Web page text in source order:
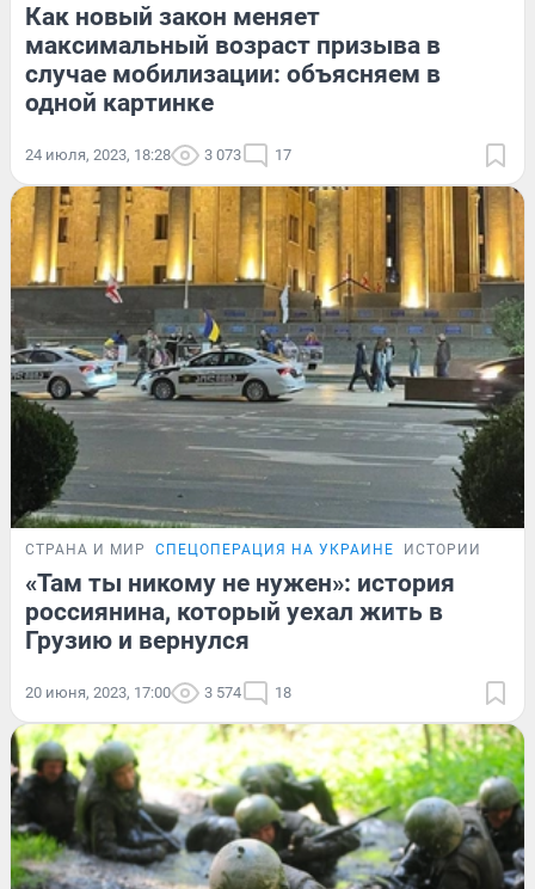
Как новый закон меняет
максимальный возраст призыва в
случае мобилизации: объясняем в
одной картинке
24 июля, 2023, 18:28 3 073 17
СТРАНА И МИР СПЕЦОПЕРАЦИЯ НА УКРАИНЕ ИСТОРИИ
«Там ты никому не нужен»: история
россиянина, который уехал жить в
Грузию и вернулся
20 июня, 2023, 17:00 3 574 18